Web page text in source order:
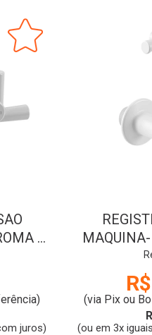
|
1/2-
juros)
ENT
(via Pix ou
(ou em 3x